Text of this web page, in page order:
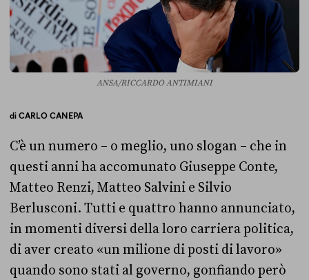
ANSA/RICCARDO ANTIMIANI
diCARLO CANEPA
C’è un numero – o meglio, uno slogan – che in
questi anni ha accomunato Giuseppe Conte,
Matteo Renzi, Matteo Salvini e Silvio
Berlusconi. Tutti e quattro hanno annunciato,
in momenti diversi della loro carriera politica,
di aver creato «un milione di posti di lavoro»
quando sono stati al governo, gonfiando però